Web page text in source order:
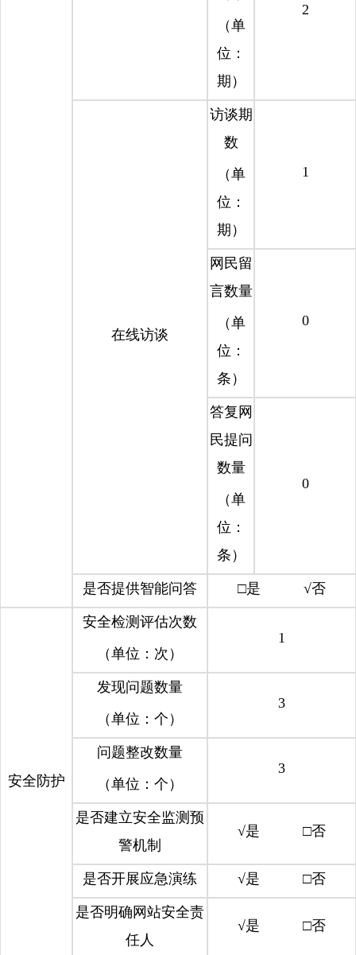
（单
位：
期）
2
在线访谈
访谈期
数
（单
位：
期）
1
网民留
言数量
（单
位：
条）
0
答复网
民提问
数量
（单
位：
条）
0
是否提供智能问答 □是 √否
安全防护
安全检测评估次数
（单位：次）
1
发现问题数量
（单位：个）
3
问题整改数量
（单位：个）
3
是否建立安全监测预
警机制
√是 □否
是否开展应急演练 √是 □否
是否明确网站安全责
任人
√是 □否